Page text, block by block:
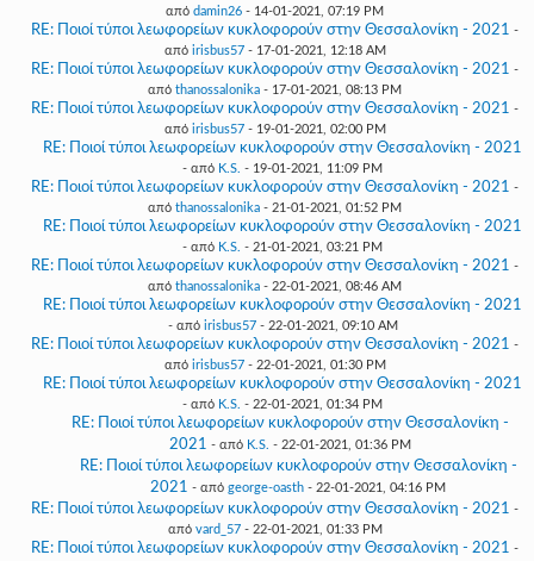
από damin26 - 14-01-2021, 07:19 PM
RE: Ποιοί τύποι λεωφορείων κυκλοφορούν στην Θεσσαλονίκη - 2021 -
από irisbus57- 17-01-2021, 12:18 AM
RE: Ποιοί τύποι λεωφορείων κυκλοφορούν στην Θεσσαλονίκη - 2021 -
από thanossalonika - 17-01-2021, 08:13 PM
RE: Ποιοί τύποι λεωφορείων κυκλοφορούν στην Θεσσαλονίκη - 2021 -
από irisbus57- 19-01-2021, 02:00 PM
RE: Ποιοί τύποι λεωφορείων κυκλοφορούν στην Θεσσαλονίκη - 2021
- από K.S. - 19-01-2021, 11:09 PM
RE: Ποιοί τύποι λεωφορείων κυκλοφορούν στην Θεσσαλονίκη - 2021 -
από thanossalonika - 21-01-2021, 01:52 PM
RE: Ποιοί τύποι λεωφορείων κυκλοφορούν στην Θεσσαλονίκη - 2021
- από K.S. - 21-01-2021, 03:21 PM
RE: Ποιοί τύποι λεωφορείων κυκλοφορούν στην Θεσσαλονίκη - 2021 -
από thanossalonika - 22-01-2021, 08:46 AM
RE: Ποιοί τύποι λεωφορείων κυκλοφορούν στην Θεσσαλονίκη - 2021
- από irisbus57- 22-01-2021, 09:10 AM
RE: Ποιοί τύποι λεωφορείων κυκλοφορούν στην Θεσσαλονίκη - 2021 -
από irisbus57- 22-01-2021, 01:30 PM
RE: Ποιοί τύποι λεωφορείων κυκλοφορούν στην Θεσσαλονίκη - 2021
- από K.S. - 22-01-2021, 01:34 PM
RE: Ποιοί τύποι λεωφορείων κυκλοφορούν στην Θεσσαλονίκη -
2021 - από K.S. - 22-01-2021, 01:36 PM
RE: Ποιοί τύποι λεωφορείων κυκλοφορούν στην Θεσσαλονίκη -
2021 - από george-oasth - 22-01-2021, 04:16 PM
RE: Ποιοί τύποι λεωφορείων κυκλοφορούν στην Θεσσαλονίκη - 2021 -
από vard_57- 22-01-2021, 01:33 PM
RE: Ποιοί τύποι λεωφορείων κυκλοφορούν στην Θεσσαλονίκη - 2021 -